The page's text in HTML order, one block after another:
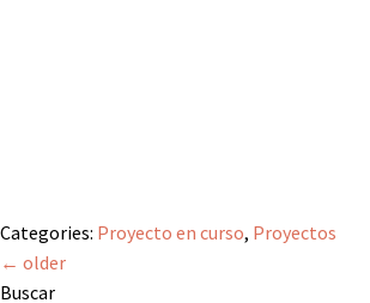
Categories: Proyecto en curso, Proyectos
← older
Buscar